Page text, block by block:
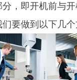
，即开机前与
要做到以下几个